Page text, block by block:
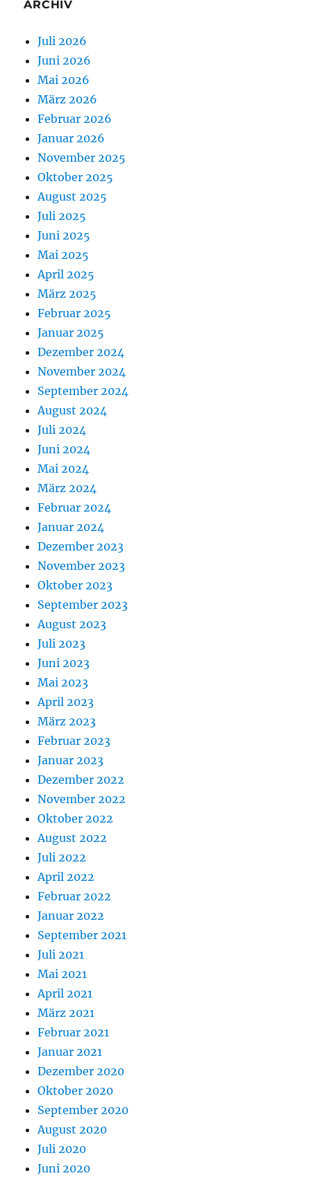
ARCHIV
Juli 2026
Juni 2026
Mai 2026
März 2026
Februar 2026
Januar 2026
November 2025
Oktober 2025
August 2025
Juli 2025
Juni 2025
Mai 2025
April 2025
März 2025
Februar 2025
Januar 2025
Dezember 2024
November 2024
September 2024
August 2024
Juli 2024
Juni 2024
Mai 2024
März 2024
Februar 2024
Januar 2024
Dezember 2023
November 2023
Oktober 2023
September 2023
August 2023
Juli 2023
Juni 2023
Mai 2023
April 2023
März 2023
Februar 2023
Januar 2023
Dezember 2022
November 2022
Oktober 2022
August 2022
Juli 2022
April 2022
Februar 2022
Januar 2022
September 2021
Juli 2021
Mai 2021
April 2021
März 2021
Februar 2021
Januar 2021
Dezember 2020
Oktober 2020
September 2020
August 2020
Juli 2020
Juni 2020